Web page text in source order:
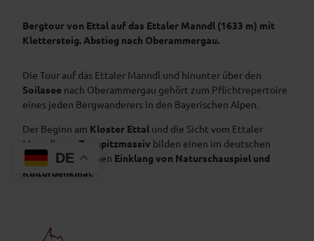
Bergtour von Ettal auf das Ettaler Manndl (1633 m) mit
Klettersteig. Abstieg nach Oberammergau.
Die Tour auf das Ettaler Manndl und hinunter über den
Soilasee nach Oberammergau gehört zum Pflichtrepertoire
eines jeden Bergwanderers in den Bayerischen Alpen.
Der Beginn am Kloster Ettal und die Sicht vom Ettaler
Manndl zum Zugspitzmassiv bilden einen im deutschen
Alpenraum seltenen Einklang von Naturschauspiel und
Kulturdenkmal.
DE